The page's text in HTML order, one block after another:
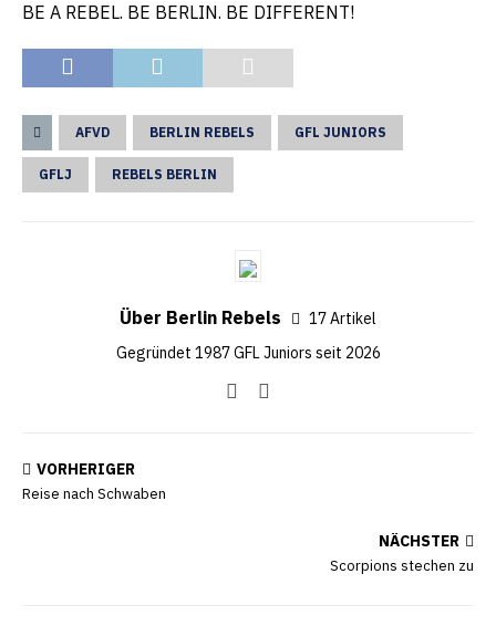
BE A REBEL. BE BERLIN. BE DIFFERENT!
AFVD BERLIN REBELS GFL JUNIORS
GFLJ REBELS BERLIN
Über Berlin Rebels
17 Artikel
Gegründet 1987 GFL Juniors seit 2026
VORHERIGER
Reise nach Schwaben
NÄCHSTER
Scorpions stechen zu